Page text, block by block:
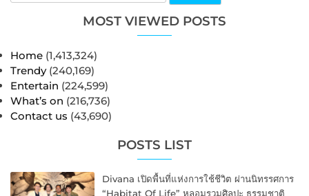
MOST VIEWED POSTS
Home (1,413,324)
Trendy (240,169)
Entertain (224,599)
What’s on (216,736)
Contact us (43,690)
POSTS LIST
Divana เปิดพื้นที่แห่งการใช้ชีวิต ผ่านนิทรรศการ
“Habitat Of Life” หลอมรวมศิลปะ ธรรมชาติ